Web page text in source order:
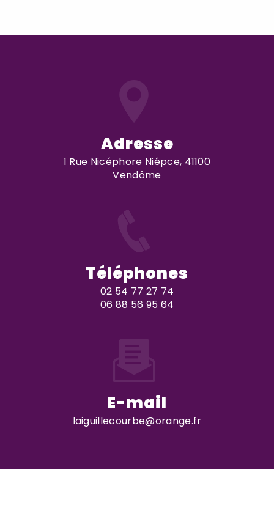
Adresse
1 Rue Nicéphore Niépce, 41100
Vendôme
Téléphones
02 54 77 27 74
06 88 56 95 64
E-mail
laiguillecourbe@orange.fr